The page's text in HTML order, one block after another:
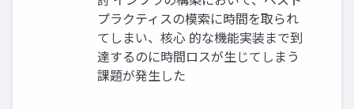
プラクティスの模索に時間を取られ
てしまい、核心 的な機能実装まで到
達するのに時間ロスが生じてしまう
課題が発生した